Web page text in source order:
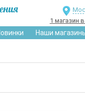
1 магазин
Наши